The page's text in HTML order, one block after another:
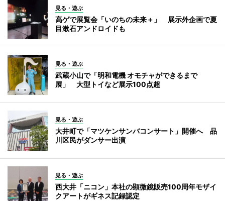
見る・遊ぶ
高ゲで展覧会「いのちの未来＋」 展示外企画で夏
目漱石アンドロイドも
見る・遊ぶ
武蔵小山で「明和電機 オモチャができるまで
展」 大型トイなど展示100点超
見る・遊ぶ
大井町で「マツケンサンバコンサート」開催へ 品
川区民がダンサー出演
見る・遊ぶ
西大井「ニコン」本社の顕微鏡販売100周年モザイ
クアートがギネス記録認定